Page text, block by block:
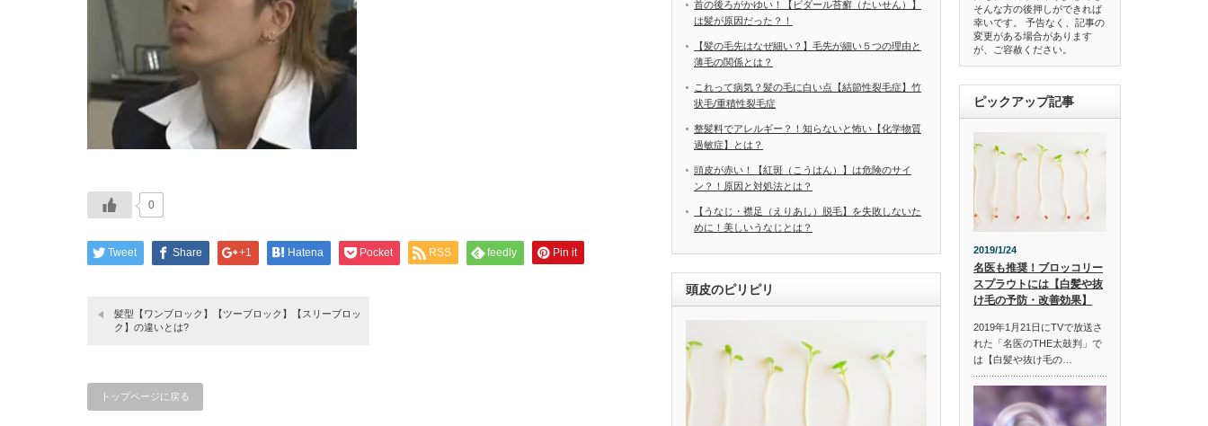
0
Tweet Share +1 Hatena Pocket RSS feedly Pin it
髪型【ワンブロック】【ツーブロック】【スリーブロッ
ク】の違いとは?
トップページに戻る
首の後ろがかゆい！【ビダール苔癬（たいせん）】
は髪が原因だった？！
【髪の毛先はなぜ細い？】毛先が細い５つの理由と
薄毛の関係とは？
これって病気？髪の毛に白い点【結節性裂毛症】竹
状毛/重積性裂毛症
整髪料でアレルギー？！知らないと怖い【化学物質
過敏症】とは？
頭皮が赤い！【紅斑（こうはん）】は危険のサイ
ン？！原因と対処法とは？
【うなじ・襟足（えりあし）脱毛】を失敗しないた
めに！美しいうなじとは？
頭皮のピリピリ
そんな方の後押しができれば
幸いです。 予告なく、記事の
変更がある場合があります
が、ご容赦ください。
ピックアップ記事
2019/1/24
名医も推奨！ブロッコリー
スプラウトには【白髪や抜
け毛の予防・改善効果】
2019年1月21日にTVで放送さ
れた「名医のTHE太鼓判」で
は【白髪や抜け毛の…